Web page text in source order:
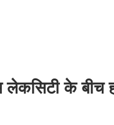
लेकसिटी के